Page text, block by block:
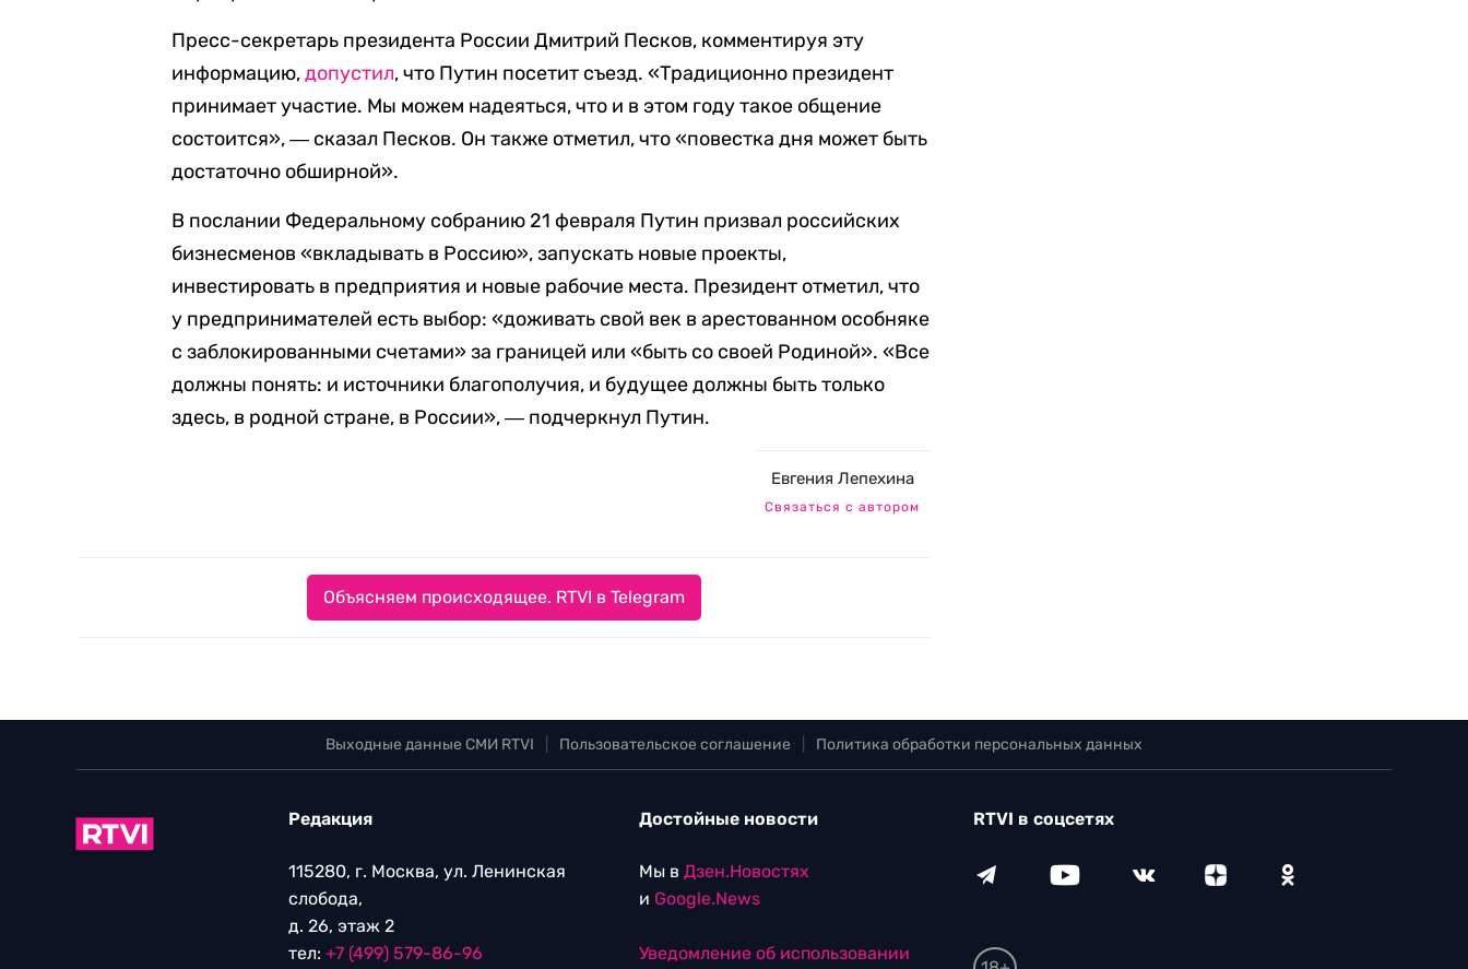
Пресс-секретарь президента России Дмитрий Песков, комментируя эту
информацию,допустил, что Путин посетит съезд. «Традиционно президент
принимает участие. Мы можем надеяться, что и в этом году такое общение
состоится», ― сказал Песков. Он также отметил, что «повестка дня может быть
достаточно обширной».
В послании Федеральному собранию 21 февраля Путин призвал российских
бизнесменов «вкладывать в Россию», запускать новые проекты,
инвестировать в предприятия и новые рабочие места. Президент отметил, что
у предпринимателей есть выбор: «доживать свой век в арестованном особняке
с заблокированными счетами» за границей или «быть со своей Родиной». «Все
должны понять: и источники благополучия, и будущее должны быть только
здесь, в родной стране, в России», ― подчеркнул Путин.
Евгения Лепехина
Связаться с автором
Объясняем происходящее. RTVI в Telegram
Выходные данные СМИ RTVI Пользовательское соглашение Политика обработки персональных данных
Редакция
115280, г. Москва, ул. Ленинская
слобода,
д. 26, этаж 2
тел: +7 (499) 579-86-96
Достойные новости
Мы в Дзен.Новостях
и Google.News
Уведомление об использовании
RTVI в соцсетях